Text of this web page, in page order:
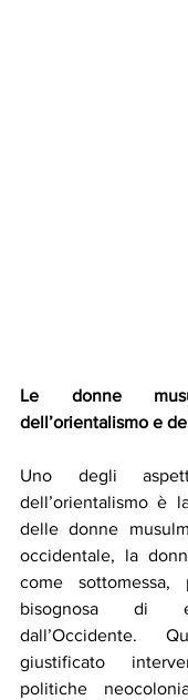
Le donne
dell’orientalismo e
Uno degli
dell’orientalismo è
delle donne
occidentale, la
come
bisognosa di
dall’Occidente.
giustificato
politiche